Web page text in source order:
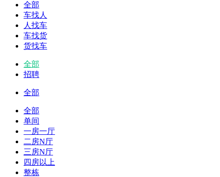
全部
车找人
人找车
车找货
货找车
全部
招聘
全部
全部
单间
一房一厅
二房N厅
三房N厅
四房以上
整栋